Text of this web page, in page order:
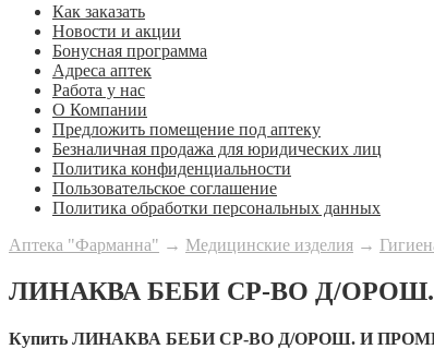
Как заказать
Новости и акции
Бонусная программа
Адреса аптек
Работа у нас
О Компании
Предложить помещение под аптеку
Безналичная продажа для юридических лиц
Политика конфиденциальности
Пользовательское соглашение
Политика обработки персональных данных
Аптека "Фарманна" → Медицинские изделия →
ЛИНАКВА БЕБИ СР-ВО Д/
Купить ЛИНАКВА БЕБИ СР-ВО Д/ОРОШ. И